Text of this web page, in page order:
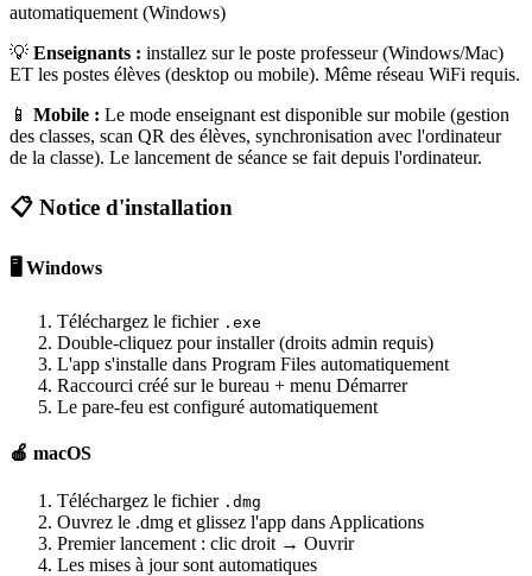
automatiquement (Windows)
💡 Enseignants : installez sur le poste professeur (Windows/Mac)
ET les postes élèves (desktop ou mobile). Même réseau WiFi requis.
📱 Mobile : Le mode enseignant est disponible sur mobile (gestion
des classes, scan QR des élèves, synchronisation avec l'ordinateur
de la classe). Le lancement de séance se fait depuis l'ordinateur.
📋 Notice d'installation
🖥️ Windows
Téléchargez le fichier .exe
Double-cliquez pour installer (droits admin requis)
L'app s'installe dans Program Files automatiquement
Raccourci créé sur le bureau + menu Démarrer
Le pare-feu est configuré automatiquement
🍎 macOS
Téléchargez le fichier .dmg
Ouvrez le .dmg et glissez l'app dans Applications
Premier lancement : clic droit → Ouvrir
Les mises à jour sont automatiques